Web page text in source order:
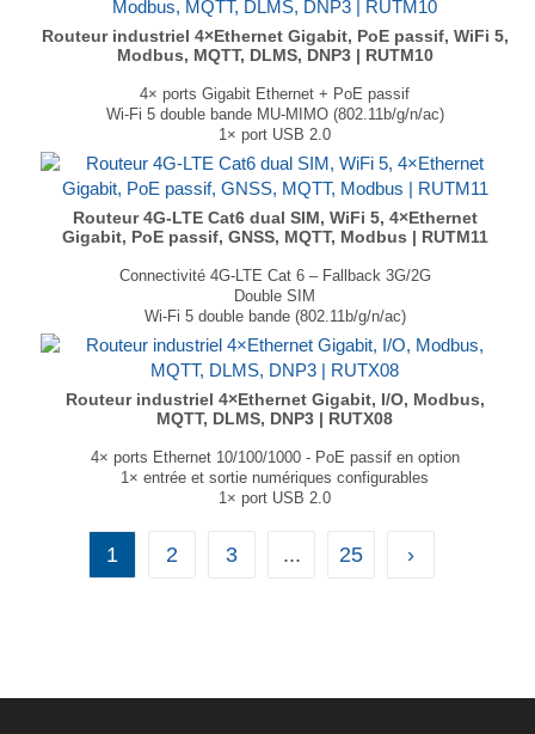
Routeur industriel 4×Ethernet Gigabit, PoE passif, WiFi 5,
Modbus, MQTT, DLMS, DNP3 | RUTM10
4× ports Gigabit Ethernet + PoE passif
Wi-Fi 5 double bande MU-MIMO (802.11b/g/n/ac)
1× port USB 2.0
Modbus TCP, DNP3, DLMS/COSEM, OPC UA
Modbus‑to‑MQTT Gateway
Capacités VPN étendues
Dimensions : 115 × 32.2 × 95.2 mm
Poids : 359 g
Routeur 4G-LTE Cat6 dual SIM, WiFi 5, 4×Ethernet
Gigabit, PoE passif, GNSS, MQTT, Modbus | RUTM11
Connectivité 4G-LTE Cat 6 – Fallback 3G/2G
Double SIM
Wi-Fi 5 double bande (802.11b/g/n/ac)
4× ports Gigabit Ethernet + PoE passif
GNSS : GPS, GLONASS, BeiDou, Galileo et QZSS
Dimensions : 115 × 44.2 × 95.1 mm
Poids : 460 g
Routeur industriel 4×Ethernet Gigabit, I/O, Modbus,
MQTT, DLMS, DNP3 | RUTX08
4× ports Ethernet 10/100/1000 - PoE passif en option
1× entrée et sortie numériques configurables
1× port USB 2.0
Capacités VPN étendues
1 2 3 ... 25 ›